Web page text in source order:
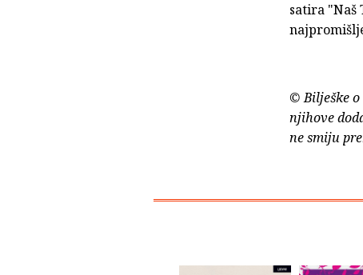
satira "Naš
© Bilješke
njihove
ne smiju